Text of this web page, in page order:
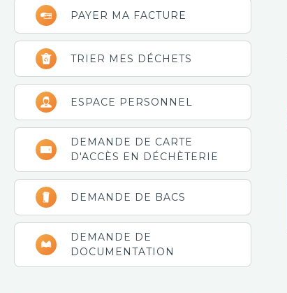
latérale
principale
PAYER MA FACTURE
TRIER MES DÉCHETS
ESPACE PERSONNEL
DEMANDE DE CARTE
D'ACCÈS EN DÉCHÈTERIE
DEMANDE DE BACS
DEMANDE DE
DOCUMENTATION